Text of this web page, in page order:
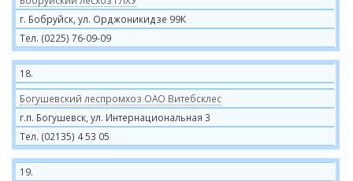
г. Бобруйск, ул. Орджоникидзе 99К
Тел. (0225) 76-09-09
18.
Богушевский леспромхоз ОАО Витебсклес
г.п. Богушевск, ул. Интернациональная 3
Тел. (02135) 4 53 05
19.